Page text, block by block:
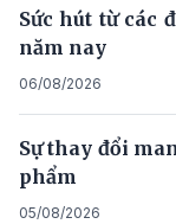
Sức hút từ các
năm nay
06/08/2026
Sự thay đổi
phẩm
05/08/2026